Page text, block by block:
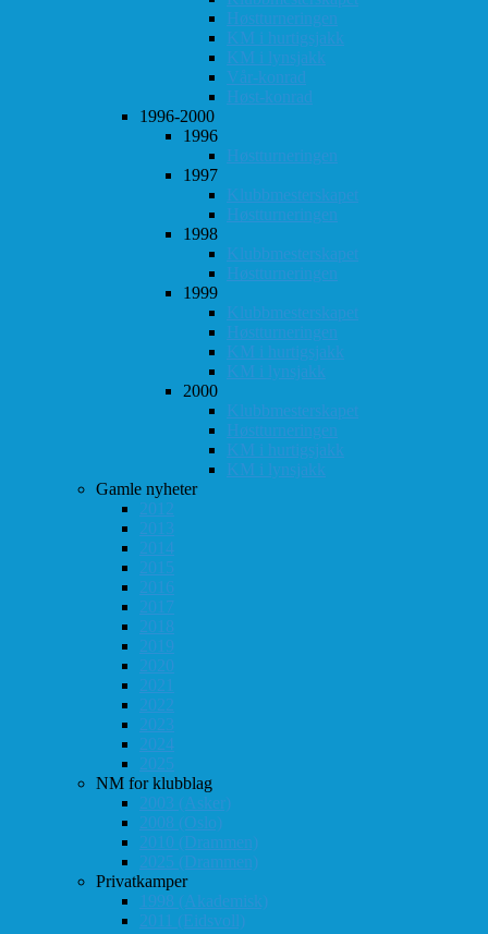
Høstturneringen
KM i hurtigsjakk
KM i lynsjakk
Vår-konrad
Høst-konrad
1996-2000
1996
Høstturneringen
1997
Klubbmesterskapet
Høstturneringen
1998
Klubbmesterskapet
Høstturneringen
1999
Klubbmesterskapet
Høstturneringen
KM i hurtigsjakk
KM i lynsjakk
2000
Klubbmesterskapet
Høstturneringen
KM i hurtigsjakk
KM i lynsjakk
Gamle nyheter
2012
2013
2014
2015
2016
2017
2018
2019
2020
2021
2022
2023
2024
2025
NM for klubblag
2003 (Asker)
2008 (Oslo)
2010 (Drammen)
2025 (Drammen)
Privatkamper
1998 (Akademisk)
2011 (Eidsvoll)